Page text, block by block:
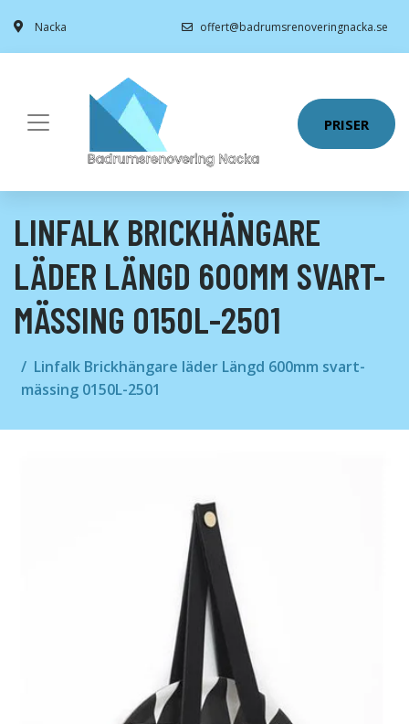
Nacka offert@badrumsrenoveringnacka.se
PRISER
LINFALK BRICKHÄNGARE
LÄDER LÄNGD 600MM SVART-
MÄSSING 0150L-2501
Linfalk Brickhängare läder Längd 600mm svart-
mässing 0150L-2501